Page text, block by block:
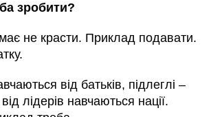
зробити?
не красти. Приклад подавати.
від батьків, підлеглі –
від лідерів навчаються нації.